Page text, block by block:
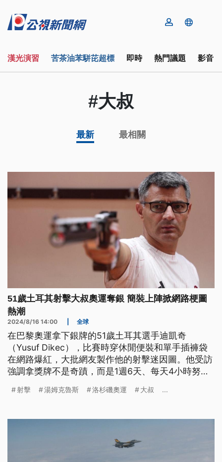
漢光演習 苦茶油苯駢芘超標 即時 熱門議題 影音
#大叔
最新 最相關
51歲土耳其射擊大叔奧運奪銀 簡裝上陣掀網路梗圖
熱潮
2024/8/16 14:00 全球
在巴黎奧運拿下銀牌的51歲土耳其選手迪凱奇
（Yusuf Dikec），比賽時穿休閒便裝和單手插褲袋
在網路爆紅，大批網友製作他的射擊迷因圖。他受訪
強調拿獎牌不是奇蹟，而是1週6天、每天4小時努力
魯斯（Tom Cruise），他重現電影橋段，從高空吊鋼
接棒。
射擊 湯姆克魯斯 洛杉磯奧運 大叔 ...